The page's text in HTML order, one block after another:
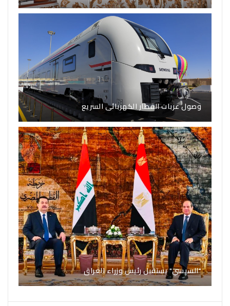
وصول عربات القطار الكهربائى السريع
"السيسي" يستقبل رئيس وزراء العراق